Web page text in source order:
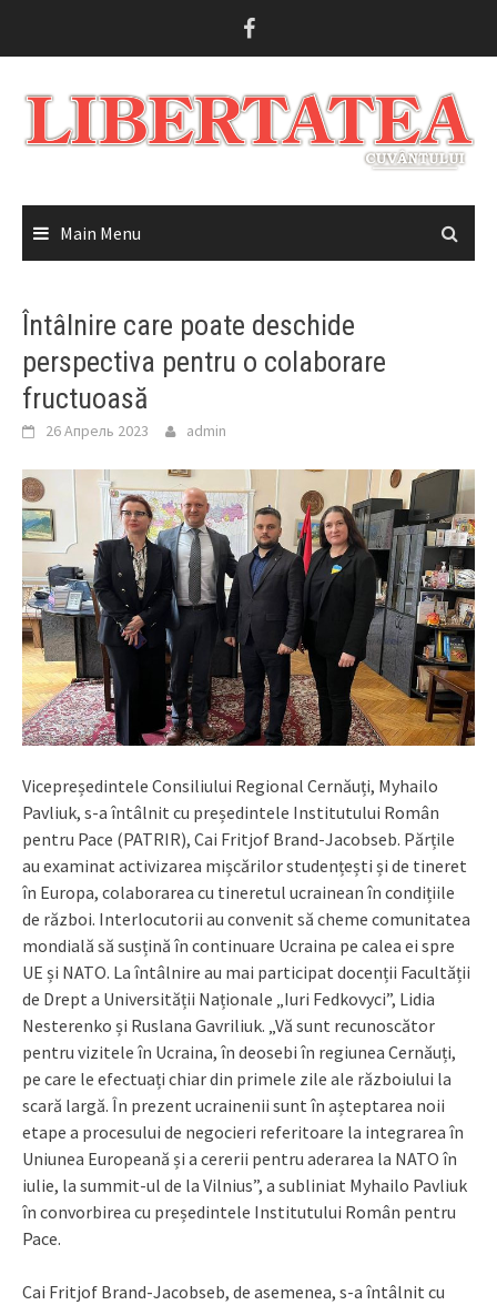
Main Menu
Întâlnire care poate deschide
perspectiva pentru o colaborare
fructuoasă
26 Апрель 2023 admin
Vicepreședintele Consiliului Regional Cernăuți, Myhailo
Pavliuk, s-a întâlnit cu președintele Institutului Român
pentru Pace (PATRIR), Cai Fritjof Brand-Jacobseb. Părțile
au examinat activizarea mișcărilor studențești și de tineret
în Europa, colaborarea cu tineretul ucrainean în condițiile
de război. Interlocutorii au convenit să cheme comunitatea
mondială să susțină în continuare Ucraina pe calea ei spre
UE și NATO. La întâlnire au mai participat docenții Facultății
de Drept a Universității Naționale „Iuri Fedkovyci”, Lidia
Nesterenko și Ruslana Gavriliuk. „Vă sunt recunoscător
pentru vizitele în Ucraina, în deosebi în regiunea Cernăuți,
pe care le efectuați chiar din primele zile ale războiului la
scară largă. În prezent ucrainenii sunt în așteptarea noii
etape a procesului de negocieri referitoare la integrarea în
Uniunea Europeană și a cererii pentru aderarea la NATO în
iulie, la summit-ul de la Vilnius”, a subliniat Myhailo Pavliuk
în convorbirea cu președintele Institutului Român pentru
Pace.
Cai Fritjof Brand-Jacobseb, de asemenea, s-a întâlnit cu